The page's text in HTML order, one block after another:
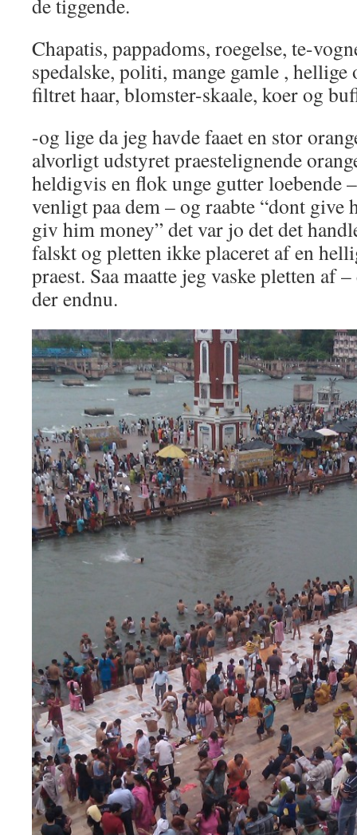
de tiggende.
Chapatis, pappadoms, roegelse, te-
spedalske, politi, mange gamle , hellige
filtret haar, blomster-skaale, koer og
-og lige da jeg havde faaet en stor
alvorligt udstyret praestelignende
heldigvis en flok unge gutter loebende
venligt paa dem – og raabte “dont give
giv him money” det var jo det det
falskt og pletten ikke placeret af en
praest. Saa maatte jeg vaske pletten af
der endnu.